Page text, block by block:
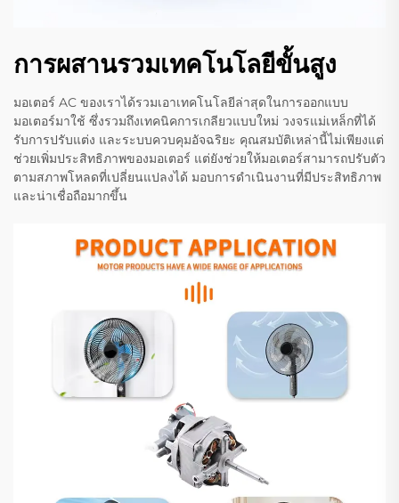
การผสานรวมเทคโนโลยีขั้นสูง
มอเตอร์ AC ของเราได้รวมเอาเทคโนโลยีล่าสุดในการออกแบบ
มอเตอร์มาใช้ ซึ่งรวมถึงเทคนิคการเกลียวแบบใหม่ วงจรแม่เหล็กที่ได้
รับการปรับแต่ง และระบบควบคุมอัจฉริยะ คุณสมบัติเหล่านี้ไม่เพียงแต่
ช่วยเพิ่มประสิทธิภาพของมอเตอร์ แต่ยังช่วยให้มอเตอร์สามารถปรับตัว
ตามสภาพโหลดที่เปลี่ยนแปลงได้ มอบการดำเนินงานที่มีประสิทธิภาพ
และน่าเชื่อถือมากขึ้น